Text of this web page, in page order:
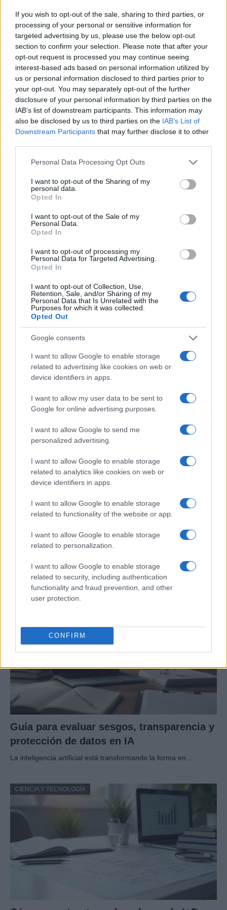
If you wish to opt-out of the sale, sharing to third parties, or
processing of your personal or sensitive information for
targeted advertising by us, please use the below opt-out
section to confirm your selection. Please note that after your
opt-out request is processed you may continue seeing
interest-based ads based on personal information utilized by
us or personal information disclosed to third parties prior to
your opt-out. You may separately opt-out of the further
disclosure of your personal information by third parties on the
IAB’s list of downstream participants. This information may
also be disclosed by us to third parties on the IAB’s List of
Downstream Participants that may further disclose it to other
Please note that this website/app uses one or more Google
not limited to your visit or usage behaviour. You may click to
grant or deny consent to Google and its third-party tags to
use your data for below specified purposes in below Google
consent section.
Personal Data Processing Opt Outs
I want to opt-out of the Sharing of my
personal data.
Opted In
I want to opt-out of the Sale of my
Personal Data.
Opted In
I want to opt-out of processing my
Personal Data for Targeted Advertising.
Opted In
I want to opt-out of Collection, Use,
Retention, Sale, and/or Sharing of my
Personal Data that Is Unrelated with the
Purposes for which it was collected.
Opted Out
Google consents
I want to allow Google to enable storage
related to advertising like cookies on web or
device identifiers in apps.
I want to allow my user data to be sent to
Google for online advertising purposes.
I want to allow Google to send me
personalized advertising.
I want to allow Google to enable storage
related to analytics like cookies on web or
device identifiers in apps.
I want to allow Google to enable storage
related to functionality of the website or app.
I want to allow Google to enable storage
related to personalization.
I want to allow Google to enable storage
related to security, including authentication
functionality and fraud prevention, and other
user protection.
CONFIRM
Identifica tus intereses y competencias en datos, IA,…
CIENCIA Y TECNOLOGÍA
mitigaciones aplicadas
La inteligencia artificial ética es fundamental para un…
CIENCIA Y TECNOLOGÍA
Protocolos de seguridad ocular y
consejos para fotografiar eclipses solares
Cómo elegir una carrera STEAM: perfiles
Descubre cómo elegir la mejor opción en STEAM:…
CIENCIA Y TECNOLOGÍA
Guía para evaluar sesgos, transparencia y
protección de datos en IA
La inteligencia artificial está transformando la forma en…
CIENCIA Y TECNOLOGÍA